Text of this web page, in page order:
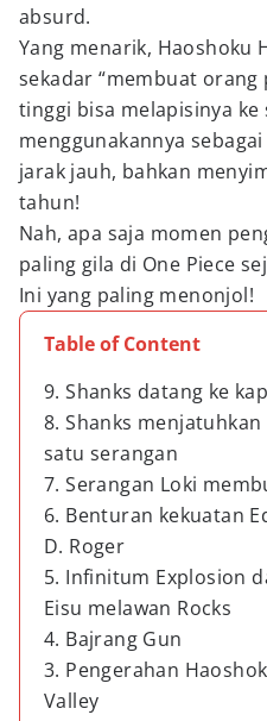
absurd.
Yang menarik, Haoshoku
sekadar “membuat orang
tinggi bisa melapisinya ke
menggunakannya
jarak jauh, bahkan
tahun!
Nah, apa saja momen
paling gila di One Piece
Ini yang paling menonjol!
Table of Content
9. Shanks datang ke
8. Shanks
satu serangan
7. Serangan Loki
6. Benturan kekuatan
D. Roger
5. Infinitum Explosion
Eisu melawan Rocks
4. Bajrang Gun
3. Pengerahan
Valley